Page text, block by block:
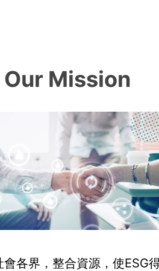
Our Mission
各界，整合資源，使ESG